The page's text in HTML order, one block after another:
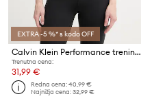
EXTRA -5 %* s kodo OFF
Calvin Klein Performance trening kratka majica ženska
Trenutna cena:
31,99 €
Redna cena:40,99 €
Najnižja cena:32,99 €